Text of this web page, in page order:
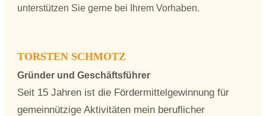
unterstützen Sie gerne bei Ihrem Vorhaben.
TORSTEN SCHMOTZ
Gründer und Geschäftsführer
Seit 15 Jahren ist die Fördermittelgewinnung für
gemeinnützige Aktivitäten mein beruflicher